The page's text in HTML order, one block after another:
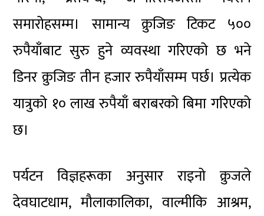
समारोहसम्म। सामान्य क्रुजिङ टिकट ५००
रुपैयाँबाट सुरु हुने व्यवस्था गरिएको छ भने
डिनर क्रुजिङ तीन हजार रुपैयाँसम्म पर्छ। प्रत्येक
यात्रुको १० लाख रुपैयाँ बराबरको बिमा गरिएको
छ।
पर्यटन विज्ञहरूका अनुसार राइनो क्रुजले
देवघाटधाम, मौलाकालिका, वाल्मीकि आश्रम,